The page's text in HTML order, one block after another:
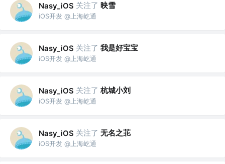
Nasy_iOS 关注了 映雪
iOS开发 @上海屹通
Nasy_iOS 关注了 我是好宝宝
iOS开发 @上海屹通
Nasy_iOS 关注了 杭城小刘
iOS开发 @上海屹通
Nasy_iOS 关注了 无名之苝
iOS开发 @上海屹通